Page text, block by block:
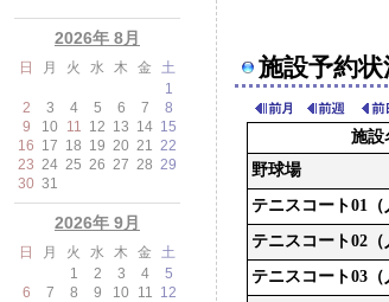
施設予約状
施設
野球場
テニスコート01（
テニスコート02（
テニスコート03（
2026年 8月
日 月 火 水 木 金
土
1
2
3 4 5 6 7
8
9
10 11 12 13 14 15
16 17 18 19 20 21 22
23 24 25 26 27 28 29
30 31
2026年 9月
日 月 火 水 木 金
土
1
2 3 4
5
6
7 8 9 10 11 12